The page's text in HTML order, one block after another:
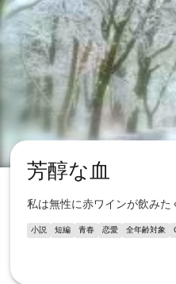
芳醇な血
私は無性に赤ワインが飲み
小説 短編 青春 恋愛 全年齢対象